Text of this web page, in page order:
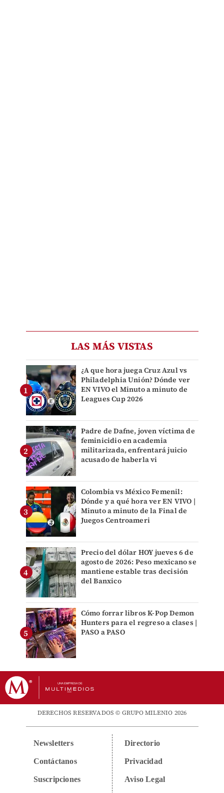
LAS MÁS VISTAS
¿A que hora juega Cruz Azul vs
Philadelphia Unión? Dónde ver
EN VIVO el Minuto a minuto de
Leagues Cup 2026
Padre de Dafne, joven víctima de
feminicidio en academia
militarizada, enfrentará juicio
acusado de haberla vi
Colombia vs México Femenil:
Dónde y a qué hora ver EN VIVO |
Minuto a minuto de la Final de
Juegos Centroameri
Precio del dólar HOY jueves 6 de
agosto de 2026: Peso mexicano se
mantiene estable tras decisión
del Banxico
Cómo forrar libros K-Pop Demon
Hunters para el regreso a clases |
PASO a PASO
DERECHOS RESERVADOS © GRUPO MILENIO 2026
Newsletters
Contáctanos
Suscripciones
Directorio
Privacidad
Aviso Legal